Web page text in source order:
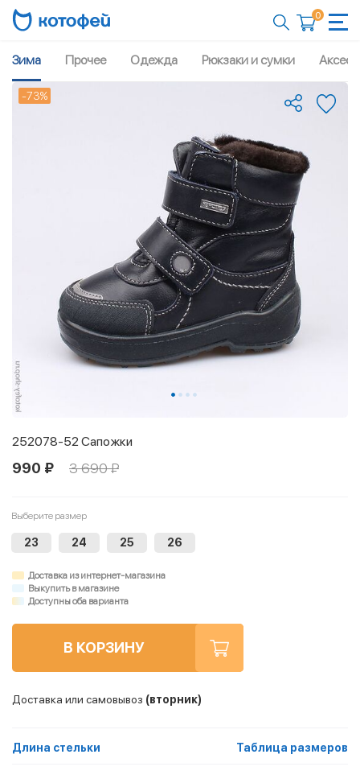
0
Зима Прочее Одежда Рюкзаки и сумки
-73%
252078-52 Сапожки
990 ₽ 3 690 ₽
Выберите размер
23 24 25 26
Доставка из интернет-магазина
Выкупить в магазине
Доступны оба варианта
В КОРЗИНУ
Доставка или самовывоз (вторник)
Длина стельки Таблица размеров